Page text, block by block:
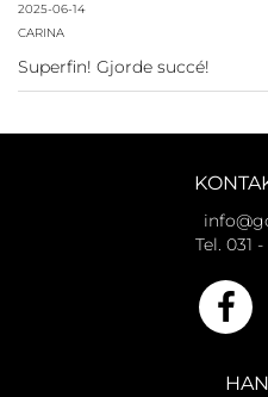
2025-06-14
CARINA
Superfin! Gjorde succé!
Tel. 031